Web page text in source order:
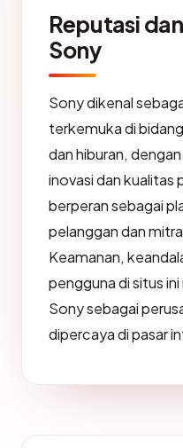
Reputasi
Sony
Sony dikenal
terkemuka di
dan hiburan,
inovasi dan
berperan sebagai
pelanggan dan
Keamanan,
pengguna di situs
Sony sebagai
dipercaya di pasar